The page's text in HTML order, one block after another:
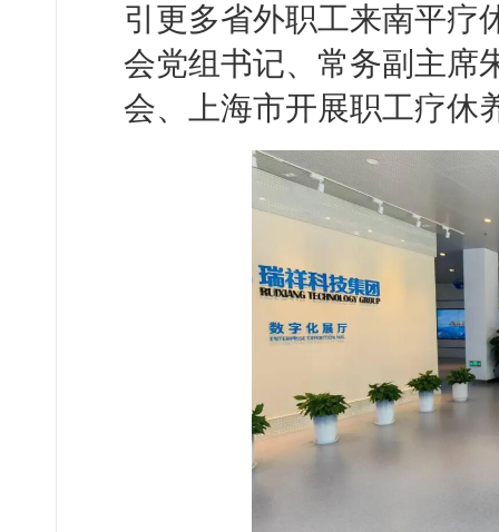
引更多省外职工来南平疗
会党组书记、常务副主席
会、上海市开展职工疗休